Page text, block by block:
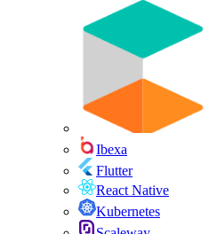
Ibexa
Flutter
React Native
Kubernetes